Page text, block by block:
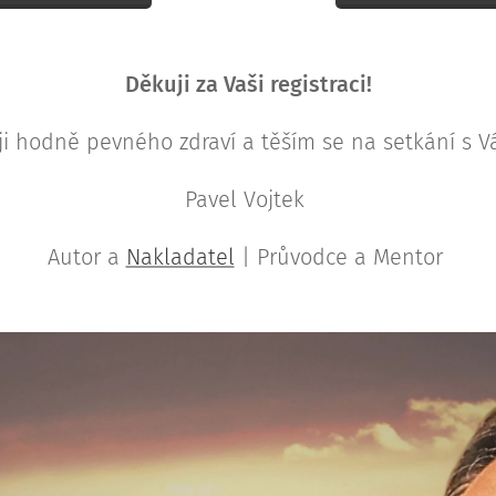
Děkuji za Vaši registraci!
hodně pevného zdraví a těším se na setkání s
Pavel Vojtek
Autor a Nakladatel | Průvodce a Mentor